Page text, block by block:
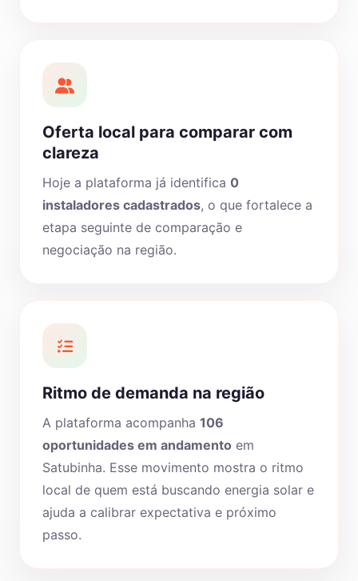
Oferta local para comparar com
clareza
Hoje a plataforma já identifica 0
instaladores cadastrados, o que fortalece a
etapa seguinte de comparação e
negociação na região.
Ritmo de demanda na região
A plataforma acompanha 106
oportunidades em andamento em
Satubinha. Esse movimento mostra o ritmo
local de quem está buscando energia solar e
ajuda a calibrar expectativa e próximo
passo.